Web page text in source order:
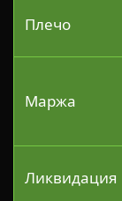
Плечо
Маржа
Ликвидация